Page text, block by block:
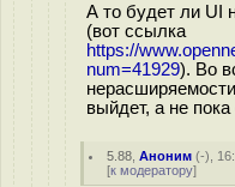
А то будет ли UI
(вот ссылка
https://
num=41929). Во
выйдет, а не
5.88 ,Аноним (-),
[к модератору]